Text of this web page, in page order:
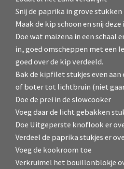
Snij de paprika in grove
Maak de kip schoon en snij deze
Doe wat maizena in een schaal
in, goed omscheppen met een
goed over de kip verdeeld.
Bak de kipfilet stukjes even aan
of boter tot lichtbruin (niet
Doe de prei in de slowcooker
Voeg daar de licht gebakken
Doe Uitgeperste knoflook er
Verdeel de paprika stukjes er
Voeg de kookroom toe
Verkruimel het bouillonblokje